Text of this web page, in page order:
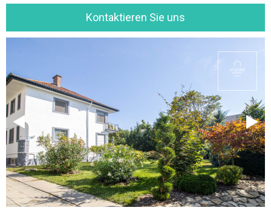
Kontaktieren Sie uns